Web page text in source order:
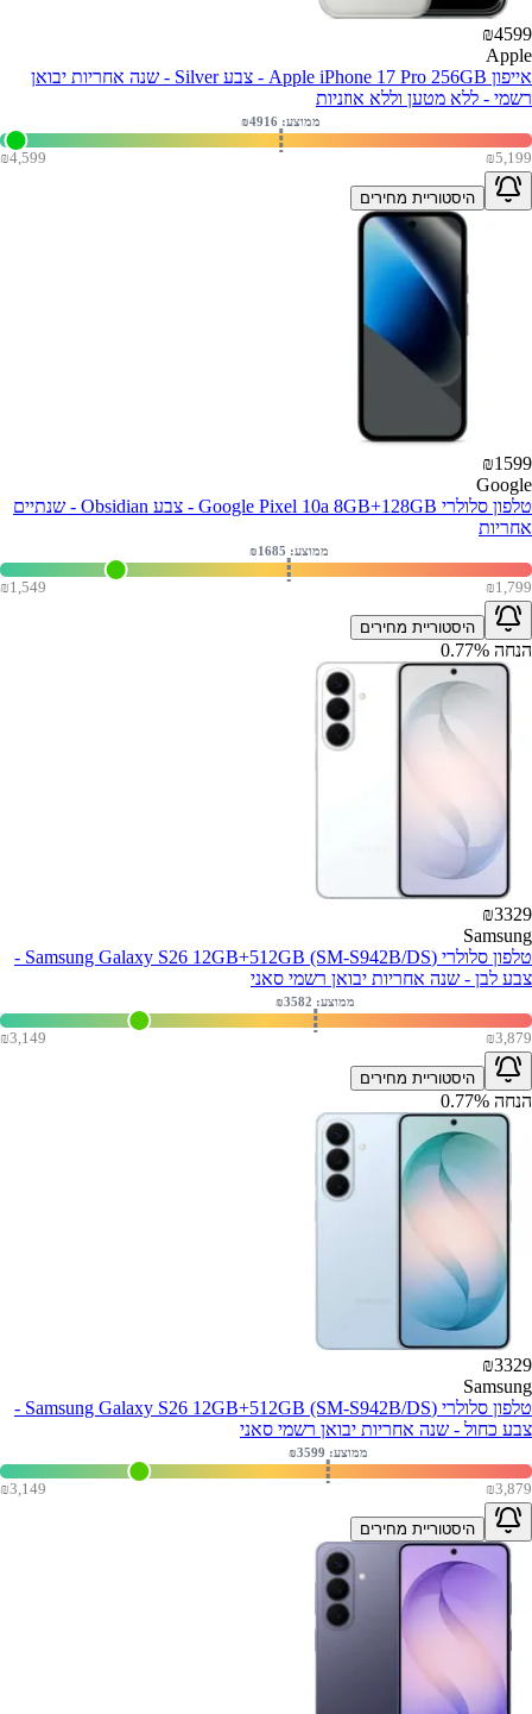
₪4599
Apple
אייפון Apple iPhone 17 Pro 256GB - צבע Silver - שנה אחריות יבואן
רשמי - ללא מטען וללא אוזניות
₪4,599 ₪5,199
ממוצע: ₪ 4916
היסטוריית מחירים
₪1599
Google
טלפון סלולרי Google Pixel 10a 8GB+128GB - צבע Obsidian - שנתיים
אחריות
₪1,549 ₪1,799
ממוצע: ₪ 1685
היסטוריית מחירים
הנחה 0.77%
₪3329
Samsung
טלפון סלולרי (Samsung Galaxy S26 12GB+512GB (SM-S942B/DS -
צבע לבן - שנה אחריות יבואן רשמי סאני
₪3,149 ₪3,879
ממוצע: ₪ 3582
היסטוריית מחירים
הנחה 0.77%
₪3329
Samsung
טלפון סלולרי (Samsung Galaxy S26 12GB+512GB (SM-S942B/DS -
צבע כחול - שנה אחריות יבואן רשמי סאני
₪3,149 ₪3,879
ממוצע: ₪ 3599
היסטוריית מחירים